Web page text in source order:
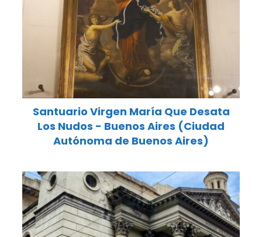
Santuario Virgen María Que Desata
Los Nudos - Buenos Aires (Ciudad
Autónoma de Buenos Aires)